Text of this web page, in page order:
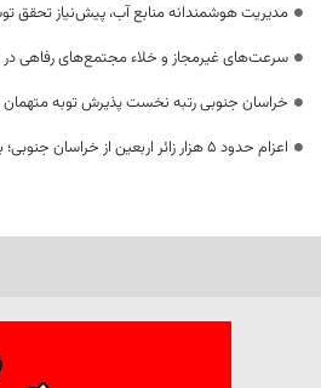
مدیریت هوشمندانه منابع آب، پیش‌نیاز تحقق
سرعت‌های غیرمجاز و خلاء مجتمع‌های رفاهی
خراسان جنوبی رتبه نخست پذیرش توبه
اعزام حدود 5 هزار زائر اربعین از خراسان جنوبی؛ بازگشت‌ها آغاز شد